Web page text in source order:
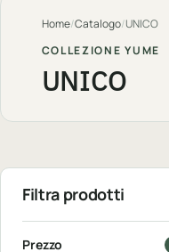
Home/Catalogo/UNICO
COLLEZIONE YUME
UNICO
Filtra prodotti
Prezzo